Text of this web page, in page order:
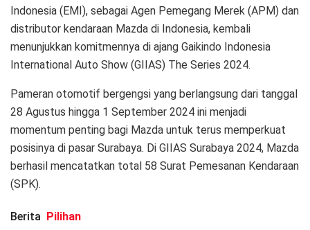
Indonesia (EMI), sebagai Agen Pemegang Merek (APM) dan
distributor kendaraan Mazda di Indonesia, kembali
menunjukkan komitmennya di ajang Gaikindo Indonesia
International Auto Show (GIIAS) The Series 2024.
Pameran otomotif bergengsi yang berlangsung dari tanggal
28 Agustus hingga 1 September 2024 ini menjadi
momentum penting bagi Mazda untuk terus memperkuat
posisinya di pasar Surabaya. Di GIIAS Surabaya 2024, Mazda
berhasil mencatatkan total 58 Surat Pemesanan Kendaraan
(SPK).
Berita Pilihan